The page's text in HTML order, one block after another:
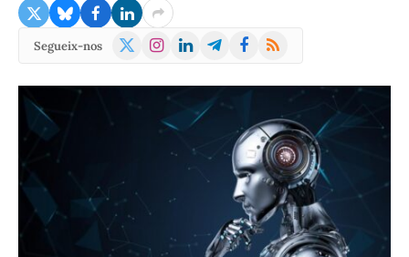
Segueix-nos
X
Instagram
LinkedInTelegramFacebook
RSS